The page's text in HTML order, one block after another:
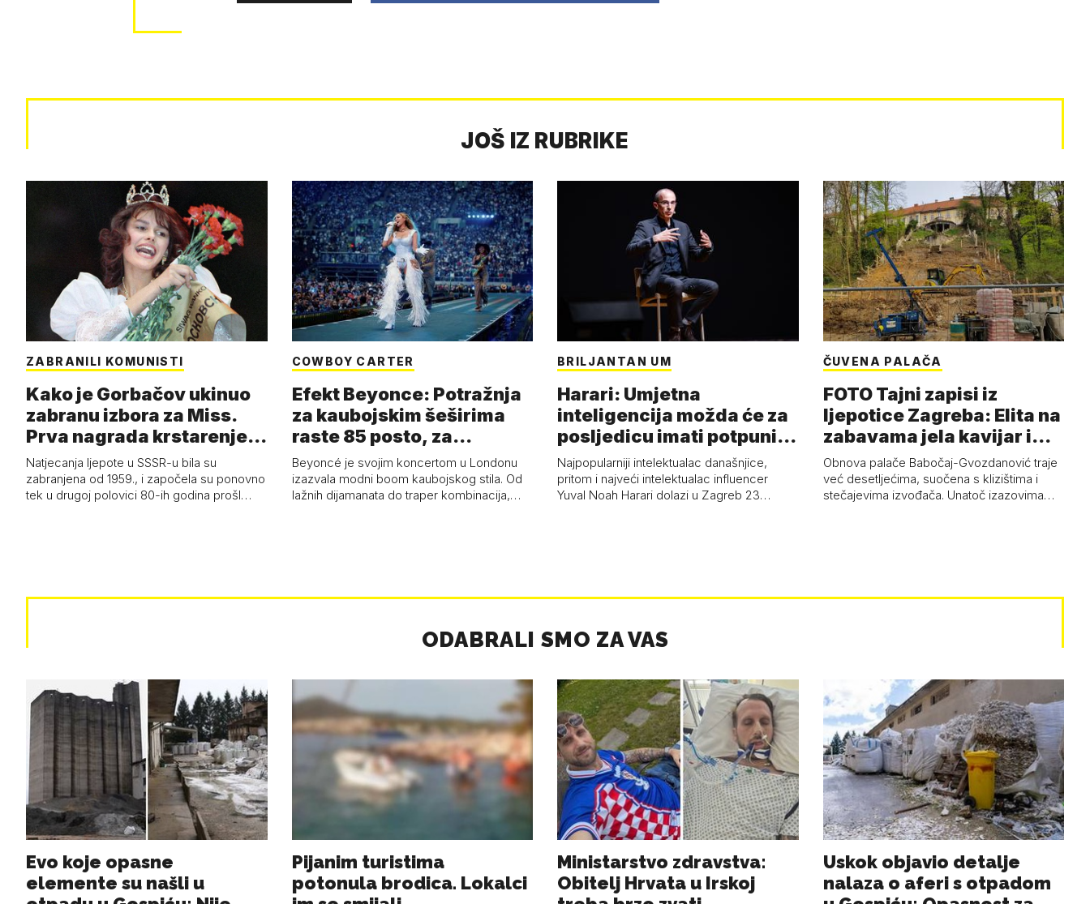
JOŠ IZ RUBRIKE
ZABRANILI KOMUNISTI
Kako je Gorbačov ukinuo
zabranu izbora za Miss.
Prva nagrada krstarenje
Jadran…
Natjecanja ljepote u SSSR-u bila su
zabranjena od 1959., i započela su ponovno
tek u drugoj polovici 80-ih godina prošl…
COWBOY CARTER
Efekt Beyonce: Potražnja
za kaubojskim šeširima
raste 85 posto, za
čizmama 53 p…
Beyoncé je svojim koncertom u Londonu
izazvala modni boom kaubojskog stila. Od
lažnih dijamanata do traper kombinacija,…
BRILJANTAN UM
Harari: Umjetna
inteligencija možda će za
posljedicu imati potpuni
kolaps čovje…
Najpopularniji intelektualac današnjice,
pritom i najveći intelektualac influencer
Yuval Noah Harari dolazi u Zagreb 23…
ČUVENA PALAČA
FOTO Tajni zapisi iz
ljepotice Zagreba: Elita na
zabavama jela kavijar i
pud…
Obnova palače Babočaj-Gvozdanović traje
već desetljećima, suočena s klizištima i
stečajevima izvođača. Unatoč izazovima…